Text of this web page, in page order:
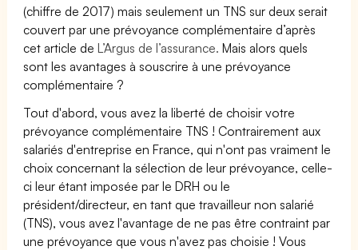
(chiffre de 2017) mais seulement un TNS sur deux serait
couvert par une prévoyance complémentaire d’après
cet article deL’Argus de l’assurance. Mais alors quels
sont les avantages à souscrire à une prévoyance
complémentaire ?
Tout d'abord, vous avez la liberté de choisir votre
prévoyance complémentaire TNS ! Contrairement aux
salariés d'entreprise en France, qui n'ont pas vraiment le
choix concernant la sélection de leur prévoyance, celle-
ci leur étant imposée par le DRH ou le
président/directeur, en tant que travailleur non salarié
(TNS), vous avez l'avantage de ne pas être contraint par
une prévoyance que vous n'avez pas choisie ! Vous